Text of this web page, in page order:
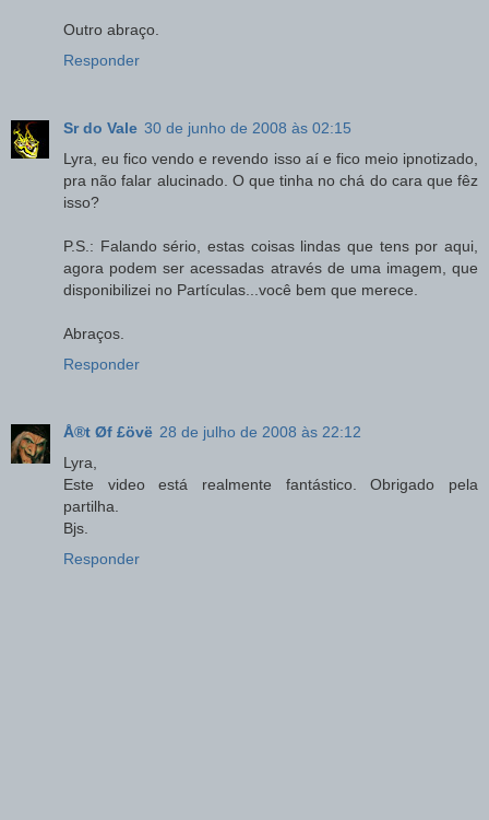
Outro abraço.
Responder
Sr do Vale 30 de junho de 2008 às 02:15
Lyra, eu fico vendo e revendo isso aí e fico meio ipnotizado,
pra não falar alucinado. O que tinha no chá do cara que fêz
isso?
P.S.: Falando sério, estas coisas lindas que tens por aqui,
agora podem ser acessadas através de uma imagem, que
disponibilizei no Partículas...você bem que merece.
Abraços.
Responder
Å®t Øf £övë 28 de julho de 2008 às 22:12
Lyra,
Este video está realmente fantástico. Obrigado pela
partilha.
Bjs.
Responder